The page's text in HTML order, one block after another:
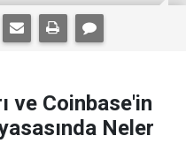
ve Coinbase'in
Neler